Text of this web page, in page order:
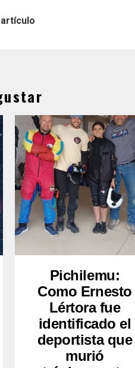
Pichilemu:
Como Ernesto
Lértora fue
identificado el
deportista que
murió